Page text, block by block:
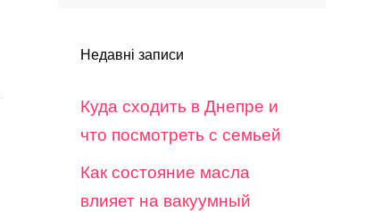
Недавні записи
Куда сходить в Днепре и
что посмотреть с семьей
Как состояние масла
влияет на вакуумный